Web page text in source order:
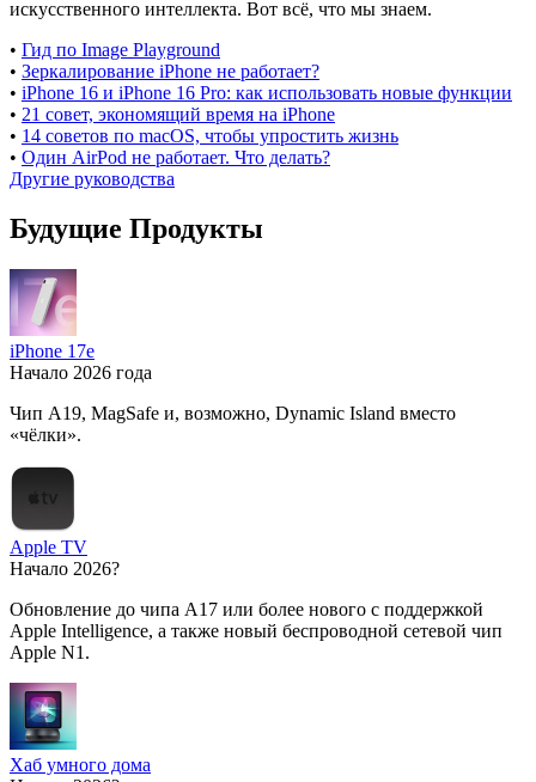
искусственного интеллекта. Вот всё, что мы знаем.
• Гид по Image Playground
• Зеркалирование iPhone не работает?
• iPhone 16 и iPhone 16 Pro: как использовать новые функции
• 21 совет, экономящий время на iPhone
• 14 советов по macOS, чтобы упростить жизнь
• Один AirPod не работает. Что делать?
Другие руководства
Будущие Продукты
iPhone 17e
Начало 2026 года
Чип A19, MagSafe и, возможно, Dynamic Island вместо
«чёлки».
Apple TV
Начало 2026?
Обновление до чипа A17 или более нового с поддержкой
Apple Intelligence, а также новый беспроводной сетевой чип
Apple N1.
Хаб умного дома